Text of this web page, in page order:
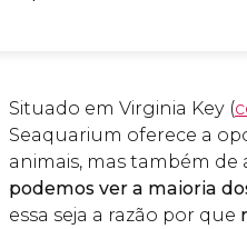
Situado em Virginia Key (
Seaquarium oferece a
animais, mas também de
podemos ver a maioria
essa seja a razão por que